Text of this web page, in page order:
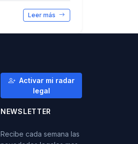
Leer más
Activar mi radar
legal
NEWSLETTER
Recibe cada semana las